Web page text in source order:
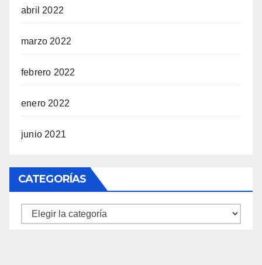
abril 2022
marzo 2022
febrero 2022
enero 2022
junio 2021
CATEGORÍAS
Categorías